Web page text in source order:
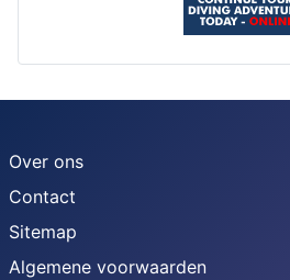
Over ons
Contact
Sitemap
Algemene voorwaarden